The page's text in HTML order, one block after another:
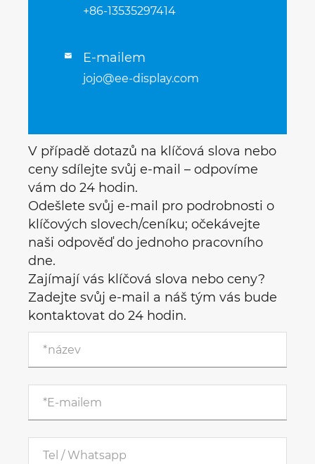
+86-13535297414
 E-mailem
jojo@ee-display.com
V případě dotazů na klíčová slova nebo
ceny sdílejte svůj e-mail – odpovíme
vám do 24 hodin.
Odešlete svůj e-mail pro podrobnosti o
klíčových slovech/ceníku; očekávejte
naši odpověď do jednoho pracovního
dne.
Zajímají vás klíčová slova nebo ceny?
Zadejte svůj e-mail a náš tým vás bude
kontaktovat do 24 hodin.